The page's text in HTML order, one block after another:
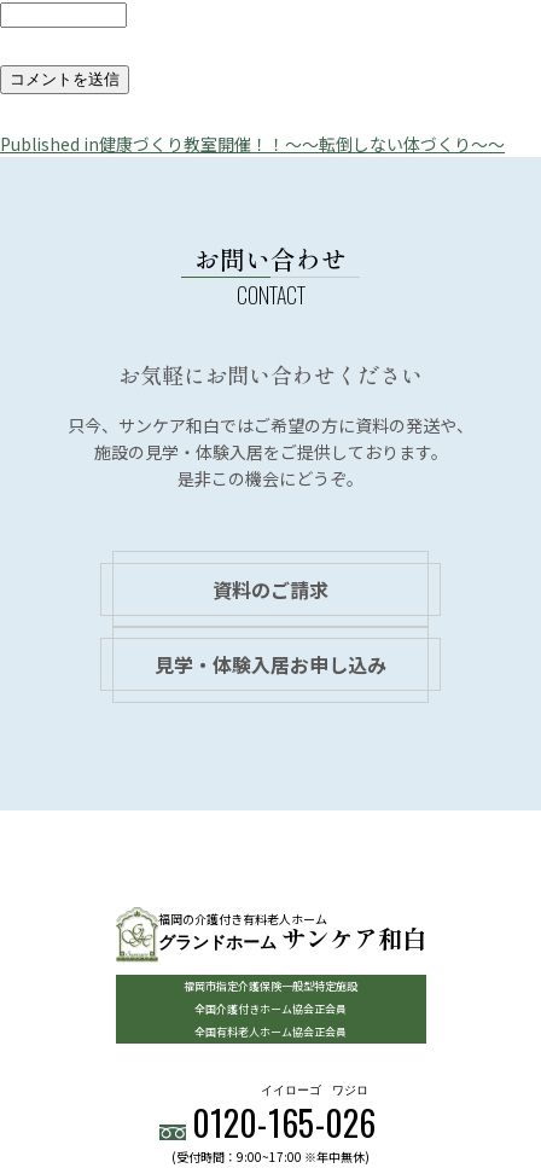
投
Published in健康づくり教室開催！！～～転倒しない体づくり～～
お問い合わせ
お気軽にお問い合わせください
只今、サンケア和白ではご希望の方に資料の発送や、
施設の見学・体験入居をご提供しております。
是非この機会にどうぞ。
資料のご請求
見学・体験入居お申し込み
福岡の介護付き有料老人ホーム
グランドホーム サンケア和白
福岡市指定介護保険一般型特定施設
全国介護付きホーム協会正会員
全国有料老人ホーム協会正会員
0120-165
イイローゴ
-026
ワジロ
(受付時間：9:00~17:00 ※年中無休)